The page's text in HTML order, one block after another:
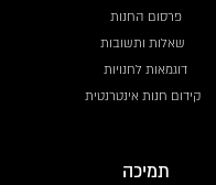
פרסום החנות
שאלות ותשובות
דוגמאות לחנויות
קידום חנות אינטרנטית
תמיכה